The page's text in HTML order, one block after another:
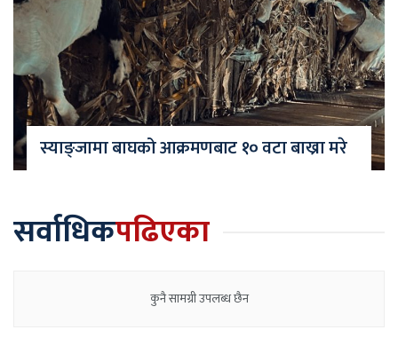
स्याङ्जामा बाघको आक्रमणबाट १० वटा बाख्रा मरे
सर्वाधिकपढिएका
कुनै सामग्री उपलब्ध छैन